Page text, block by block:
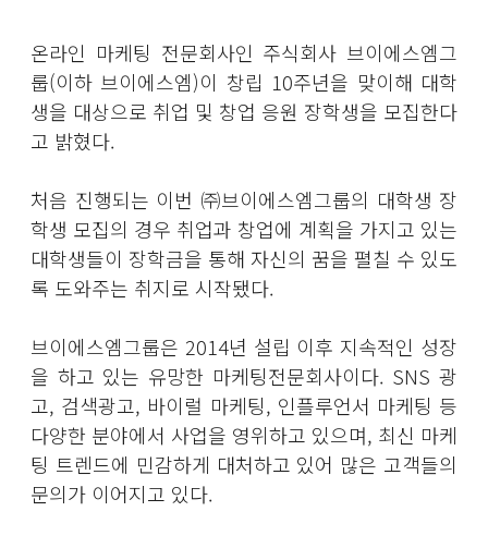
온라인 마케팅 전문회사인 주식회사 브이에스엠그
룹(이하 브이에스엠)이 창립 10주년을 맞이해 대학
생을 대상으로 취업 및 창업 응원 장학생을 모집한다
고 밝혔다.
처음 진행되는 이번 ㈜브이에스엠그룹의 대학생 장
학생 모집의 경우 취업과 창업에 계획을 가지고 있는
대학생들이 장학금을 통해 자신의 꿈을 펼칠 수 있도
록 도와주는 취지로 시작됐다.
브이에스엠그룹은 2014년 설립 이후 지속적인 성장
을 하고 있는 유망한 마케팅전문회사이다. SNS 광
고, 검색광고, 바이럴 마케팅, 인플루언서 마케팅 등
다양한 분야에서 사업을 영위하고 있으며, 최신 마케
팅 트렌드에 민감하게 대처하고 있어 많은 고객들의
문의가 이어지고 있다.